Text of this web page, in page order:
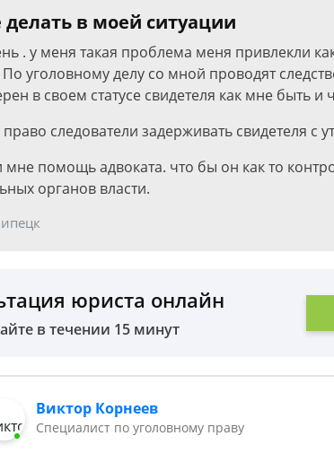
в моей ситуации
. у меня такая проблема меня привлекли
уголовному делу со мной проводят
в своем статусе свидетеля как мне быть и
следователи задерживать свидетеля с
мне помощь адвоката. что бы он как то
органов власти.
юриста онлайн
в течении 15 минут
Виктор Корнеев
Cпециалист по уголовному праву